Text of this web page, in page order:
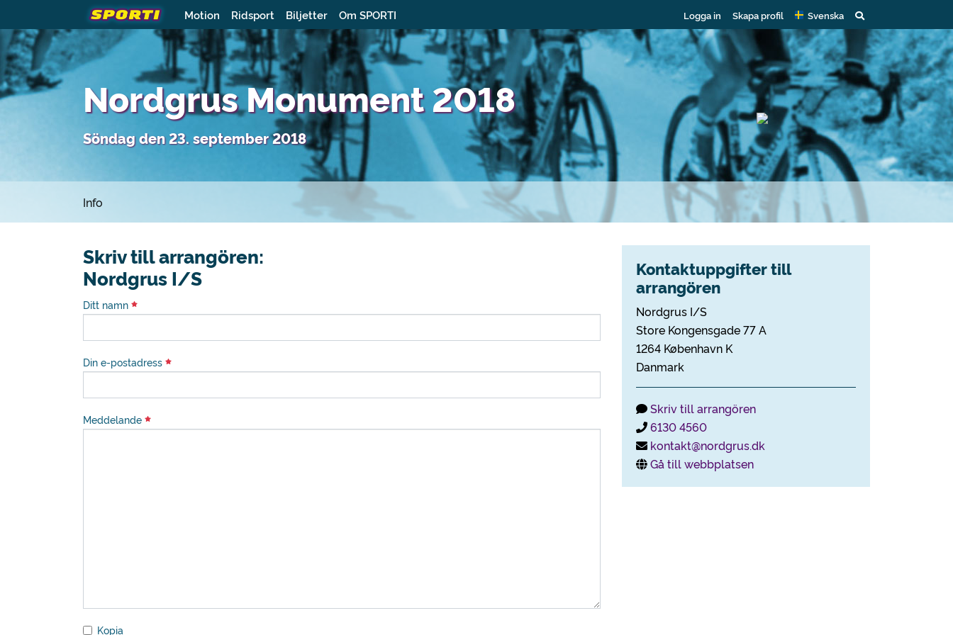
Motion Ridsport Biljetter Om SPORTI Logga in Skapa profil Svenska
Nordgrus Monument 2018
Söndag den 23. september 2018
Info
Skriv till arrangören:
Nordgrus I/S
Ditt namn
Din e-postadress
Meddelande
Kopia
Kontaktuppgifter till
arrangören
Nordgrus I/S
Store Kongensgade 77 A
1264 København K
Danmark
Skriv till arrangören
6130 4560
kontakt@nordgrus.dk
Gå till webbplatsen